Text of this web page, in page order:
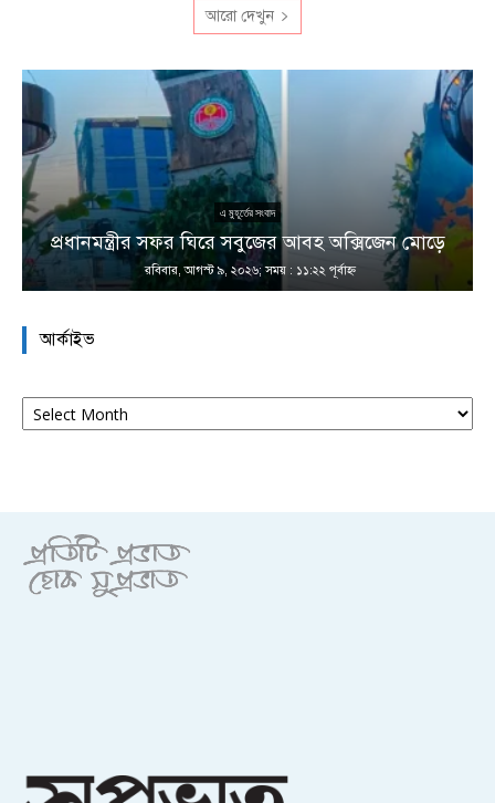
আরো দেখুন
এ মুহূর্তের সংবাদ
প্রধানমন্ত্রীর সফর ঘিরে সবুজের আবহ অক্সিজেন মোড়ে
রবিবার, আগস্ট ৯, ২০২৬; সময় : ১১:২২ পূর্বাহ্ণ
আর্কাইভ
আর্কাইভ